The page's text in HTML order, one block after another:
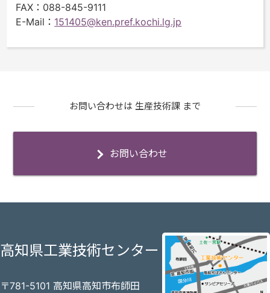
FAX ：088-845-9111
E-Mail ： 151405@ken.pref.kochi.lg.jp
お問い合わせは 生産技術課 まで
お問い合わせ
高知県工業技術センター
〒781-5101 高知県高知市布師田